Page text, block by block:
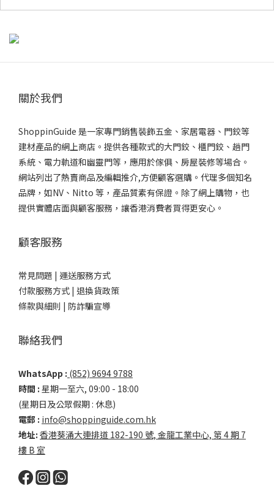
關於我們
ShoppinGuide 是一家專門銷售裝飾五金、家居電器、門鉸等
建材產品的網上商店。提供各種款式的大門鉸、櫃門鉸、趟門
系統、電力軌道和幽靈門等，應用於傢俱、房屋裝修等場合。
網站列出了熱賣商品及編輯推介,方便顧客選購。代理多個知名
品牌，如NV、Nitto 等，產品質素有保證。除了網上購物，也
提供實體店面與顧客服務，讓香港消費者買得更安心。
顧客服務
常見問題 | 運送服務方式
付款服務方式 | 退換貨政策
條款與細則 | 防詐騙宣導
聯絡我們
WhatsApp : (852) 9694 9788
時間 : 星期一至六, 09:00 - 18:00
(星期日及公眾假期 : 休息)
電郵 : info@shoppinguide.com.hk
地址: 香港葵涌大連排道 182-190 號, 金龍工業中心, 第 4 期 7
樓 B 室